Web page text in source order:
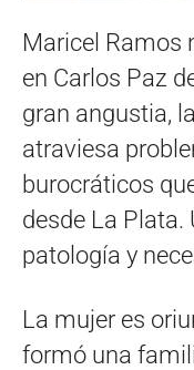
Maricel Ramos
en Carlos Paz
gran angustia,
atraviesa
burocráticos
desde La Plata.
patología y
La mujer es
formó una